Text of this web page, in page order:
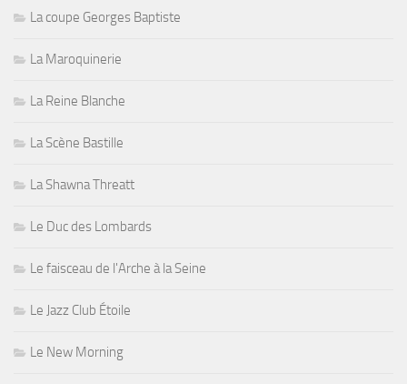
La coupe Georges Baptiste
La Maroquinerie
La Reine Blanche
La Scène Bastille
La Shawna Threatt
Le Duc des Lombards
Le faisceau de l'Arche à la Seine
Le Jazz Club Étoile
Le New Morning